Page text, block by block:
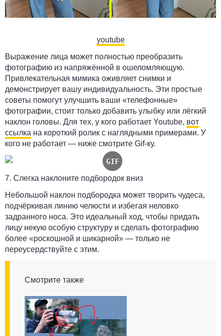
youtube
Выражение лица может полностью преобразить
фотографию из напряжённой в ошеломляющую.
Привлекательная мимика оживляет снимки и
демонстрирует вашу индивидуальность. Эти простые
советы помогут улучшить ваши «телефонные»
фотографии, стоит только добавить улыбку или лёгкий
наклон головы. Для тех, у кого работает Youtube, вот
ссылка на короткий ролик с наглядными примерами. У
кого не работает — ниже смотрите Gif-ку.
7. Слегка наклоните подбородок вниз
Небольшой наклон подбородка может творить чудеса,
подчёркивая линию челюсти и избегая неловко
задранного носа. Это идеальный ход, чтобы придать
лицу некую особую структуру и сделать фотографию
более «роскошной и шикарной» — только не
переусердствуйте с этим.
Смотрите также